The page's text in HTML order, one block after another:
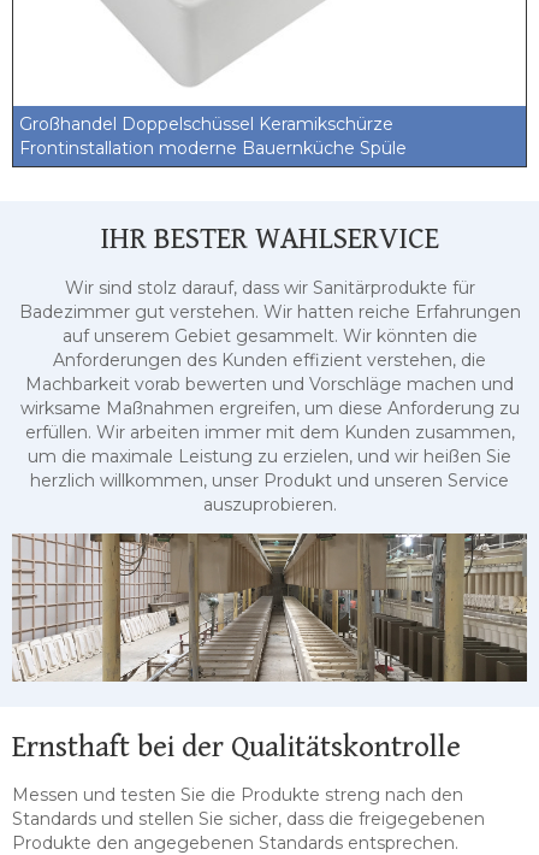
Großhandel Doppelschüssel Keramikschürze
Frontinstallation moderne Bauernküche Spüle
IHR BESTER WAHLSERVICE
Wir sind stolz darauf, dass wir Sanitärprodukte für
Badezimmer gut verstehen. Wir hatten reiche Erfahrungen
auf unserem Gebiet gesammelt. Wir könnten die
Anforderungen des Kunden effizient verstehen, die
Machbarkeit vorab bewerten und Vorschläge machen und
wirksame Maßnahmen ergreifen, um diese Anforderung zu
erfüllen. Wir arbeiten immer mit dem Kunden zusammen,
um die maximale Leistung zu erzielen, und wir heißen Sie
herzlich willkommen, unser Produkt und unseren Service
auszuprobieren.
Ernsthaft bei der Qualitätskontrolle
Messen und testen Sie die Produkte streng nach den
Standards und stellen Sie sicher, dass die freigegebenen
Produkte den angegebenen Standards entsprechen.